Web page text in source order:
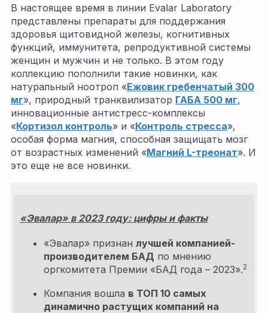
В настоящее время в линии Evalar Laboratory
представлены препараты для поддержания
здоровья щитовидной железы, когнитивных
функций, иммунитета, репродуктивной системы
женщин и мужчин и не только. В этом году
коллекцию пополнили такие новинки, как
натуральный ноотроп «Ежовик гребенчатый 300
мг», природный транквилизатор ГАБА 500 мг,
инновационные антистресс-комплексы
«Кортизол контроль» и «Контроль стресса»,
особая форма магния, способная защищать мозг
от возрастных изменений «Магний L-треонат». И
это еще не все новинки.
«Эвалар» в 2023 году: цифры и факты
«Эвалар» признан лучшей компанией-
производителем БАД по мнению
оргкомитета Премии «БАД года – 2023».2
Компания вошла в ТОП 10 самых
динамично растущих компаний на